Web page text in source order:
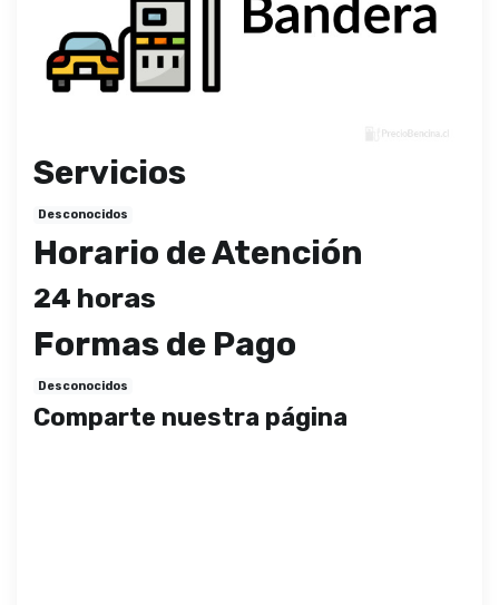
Servicios
Desconocidos
Horario de Atención
24 horas
Formas de Pago
Desconocidos
Comparte nuestra página